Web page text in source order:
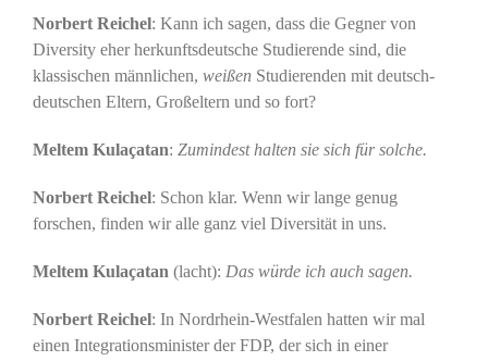
Norbert Reichel: Kann ich sagen, dass die Gegner von
Diversity eher herkunftsdeutsche Studierende sind, die
klassischen männlichen, weißen Studierenden mit deutsch-
deutschen Eltern, Großeltern und so fort?
Meltem Kulaçatan: Zumindest halten sie sich für solche.
Norbert Reichel: Schon klar. Wenn wir lange genug
forschen, finden wir alle ganz viel Diversität in uns.
Meltem Kulaçatan (lacht): Das würde ich auch sagen.
Norbert Reichel: In Nordrhein-Westfalen hatten wir mal
einen Integrationsminister der FDP, der sich in einer